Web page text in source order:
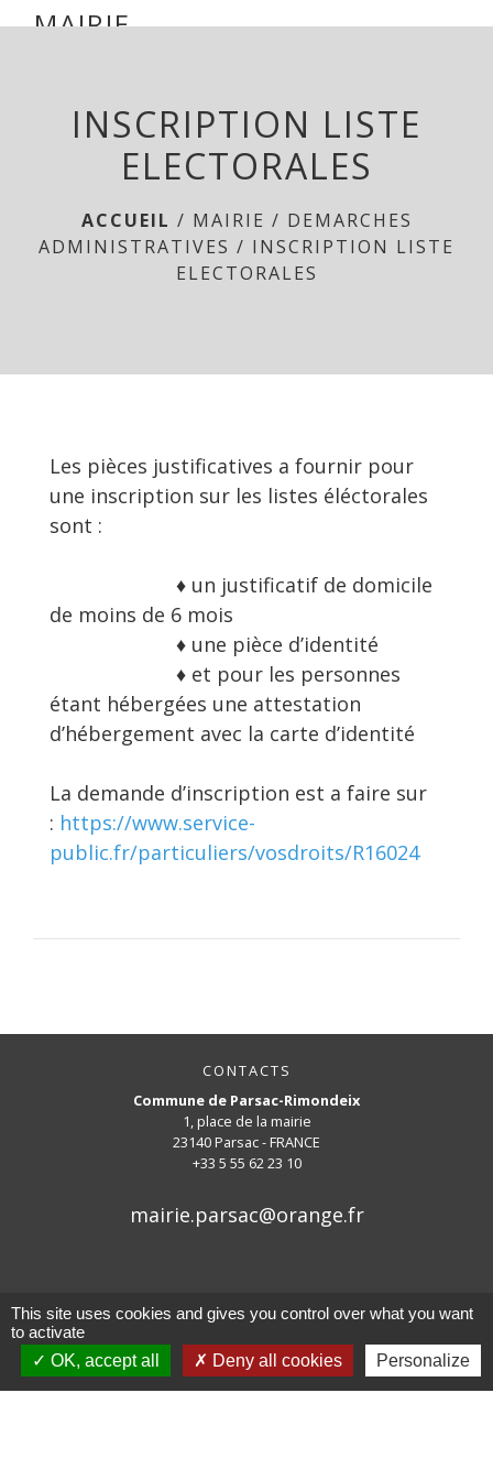
mairie parsac
MAIRIE
INSCRIPTION LISTE
ELECTORALES
ACCUEIL / MAIRIE / DEMARCHES
ADMINISTRATIVES / INSCRIPTION LISTE
ELECTORALES
Les pièces justificatives a fournir pour
une inscription sur les listes éléctorales
sont :
♦ un justificatif de domicile
de moins de 6 mois
♦ une pièce d’identité
♦ et pour les personnes
étant hébergées une attestation
d’hébergement avec la carte d’identité
La demande d’inscription est a faire sur
: https://www.service-
public.fr/particuliers/vosdroits/R16024
CONTACTS
Commune de Parsac-Rimondeix
1, place de la mairie
23140 Parsac - FRANCE
+33 5 55 62 23 10
mairie.parsac@orange.fr
Mentions légales - Politique de confidentialité -
Accessibilité - Plan du site - Gestion des cookies
This site uses cookies and gives you control over what you want
to activate
OK, accept all
Deny all cookies Personalize